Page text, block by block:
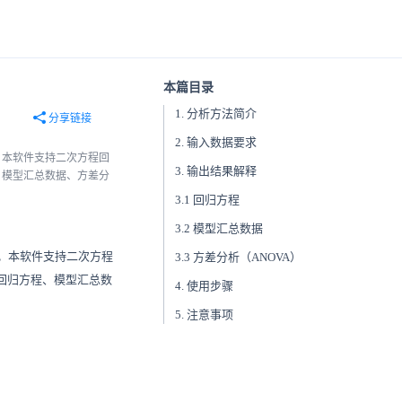
分享链接
软件支持二次方程回
型汇总数据、方差分
本篇目录
1. 分析方法简介
2. 输入数据要求
3. 输出结果解释
3.1 回归方程
3.2 模型汇总数据
3.3 方差分析（ANOVA）
4. 使用步骤
5. 注意事项
本软件支持二次方程
归方程、模型汇总数